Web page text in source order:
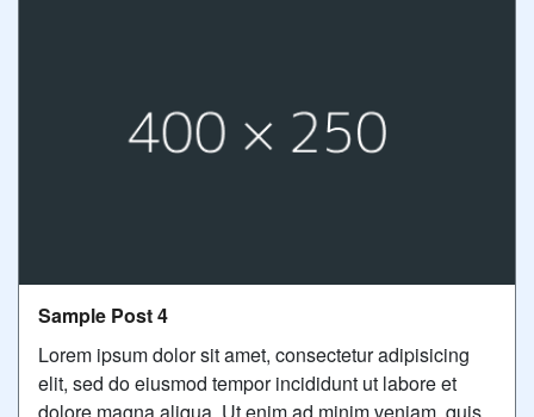
Sample Post 4
Lorem ipsum dolor sit amet, consectetur adipisicing
elit, sed do eiusmod tempor incididunt ut labore et